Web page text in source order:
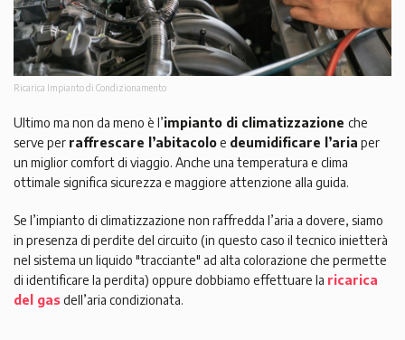
Ricarica Impianto di Condizionamento
Ultimo ma non da meno è l’impianto di climatizzazione che
serve per raffrescare l’abitacoloe deumidificare l’aria per
un miglior comfort di viaggio. Anche una temperatura e clima
ottimale significa sicurezza e maggiore attenzione alla guida.
Se l’impianto di climatizzazione non raffredda l’aria a dovere, siamo
in presenza di perdite del circuito (in questo caso il tecnico inietterà
nel sistema un liquido "tracciante" ad alta colorazione che permette
di identificare la perdita) oppure dobbiamo effettuare la ricarica
del gasdell’aria condizionata.